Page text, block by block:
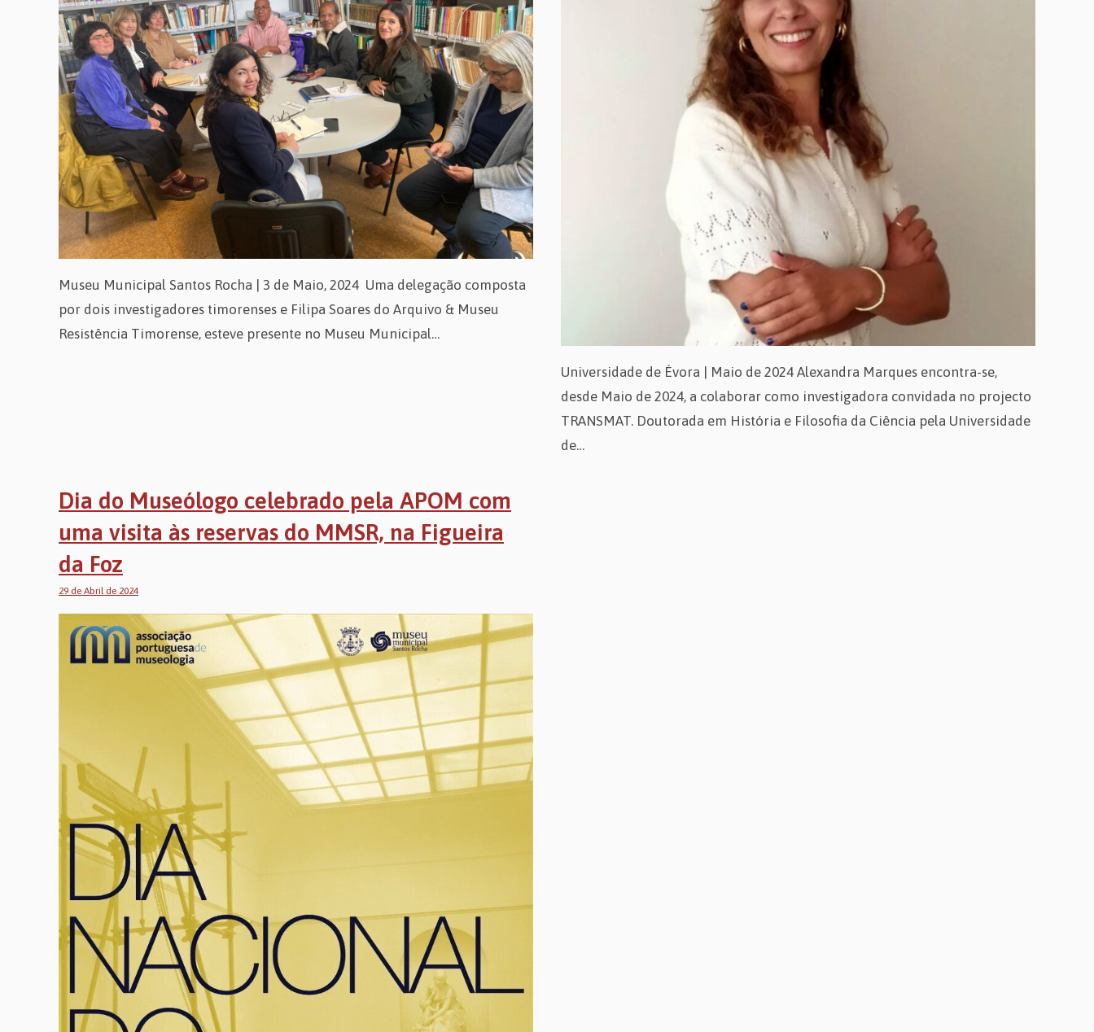
Museu Municipal Santos Rocha | 3 de Maio, 2024 Uma delegação composta
por dois investigadores timorenses e Filipa Soares do Arquivo & Museu
Resistência Timorense, esteve presente no Museu Municipal…
Universidade de Évora | Maio de 2024 Alexandra Marques encontra-se,
desde Maio de 2024, a colaborar como investigadora convidada no projecto
TRANSMAT. Doutorada em História e Filosofia da Ciência pela Universidade
de…
Dia do Museólogo celebrado pela APOM com
uma visita às reservas do MMSR, na Figueira
da Foz
29 de Abril de 2024